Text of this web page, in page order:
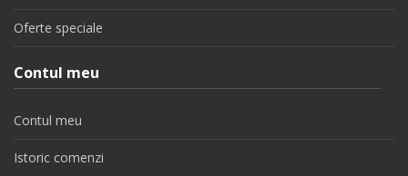
Oferte speciale
Contul meu
Contul meu
Istoric comenzi